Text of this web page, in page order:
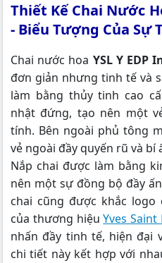
Thiết Kế Chai Nước
- Biểu Tượng Của Sự
Chai nước hoa YSL Y EDP
đơn giản nhưng tinh tế và
làm bằng thủy tinh cao
nhật đứng, tạo nên một
tính. Bên ngoài phủ tông
vẻ ngoài đầy quyến rũ và bí
Nắp chai được làm bằng
nên một sự đồng bộ đầy
chai cũng được khắc
của thương hiệuYves
nhấn đầy tinh tế, hiện đại
chi tiết này kết hợp với